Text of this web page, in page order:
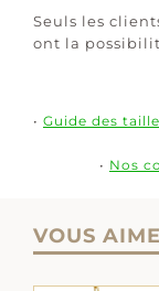
Seuls les
ont la
• Guide des
• Nos
VOUS